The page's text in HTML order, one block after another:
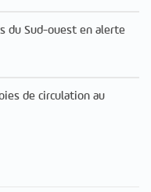
du Sud-ouest en alerte
de circulation au